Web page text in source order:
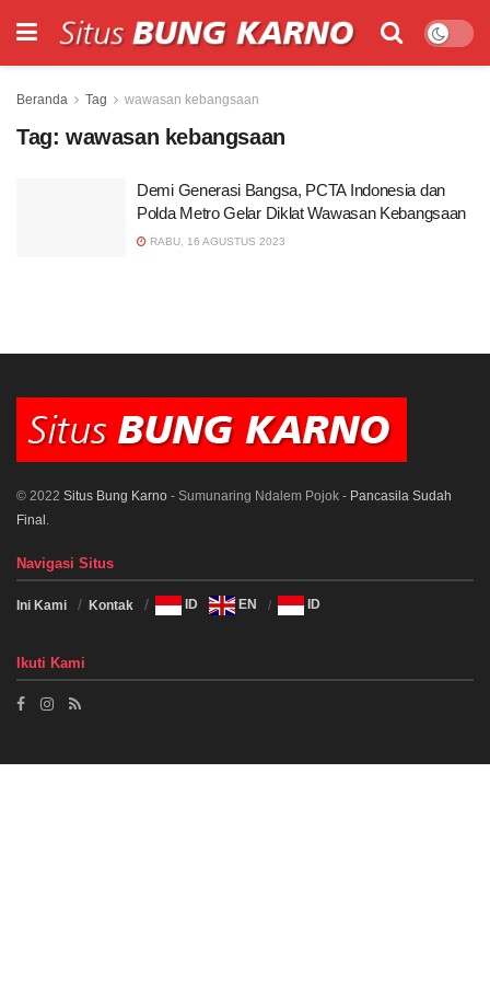
Beranda Tag wawasan kebangsaan
Tag: wawasan kebangsaan
Demi Generasi Bangsa, PCTA Indonesia dan
Polda Metro Gelar Diklat Wawasan Kebangsaan
RABU, 16 AGUSTUS 2023
© 2022 Situs Bung Karno - Sumunaring Ndalem Pojok - Pancasila Sudah
Final
Navigasi Situs
Ini Kami Kontak ID EN ID
Ikuti Kami